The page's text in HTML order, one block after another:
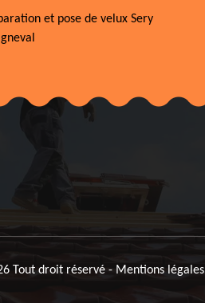
et pose de velux Sery
Tout droit réservé - Mentions légales